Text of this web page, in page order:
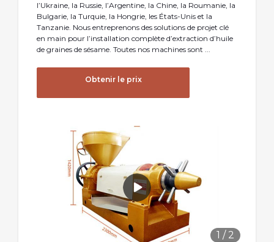
l’Ukraine, la Russie, l’Argentine, la Chine, la Roumanie, la
Bulgarie, la Turquie, la Hongrie, les États-Unis et la
Tanzanie. Nous entreprenons des solutions de projet clé
en main pour l’installation complète d’extraction d’huile
de graines de sésame. Toutes nos machines sont ...
Obtenir le prix
1 / 2